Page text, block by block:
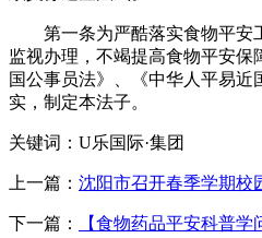
第一条为严酷落实食物平安
监视办理，不竭提高食物平安保
国公事员法》、《中华人平易
实，制定本法子。
关键词：U乐国际·集团
上一篇： 沈阳市召开春季学期校
下一篇： 【食物药品平安科普